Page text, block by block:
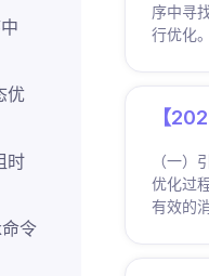
优
时
令
序中寻
行优化
【
（一
优化过
有效的